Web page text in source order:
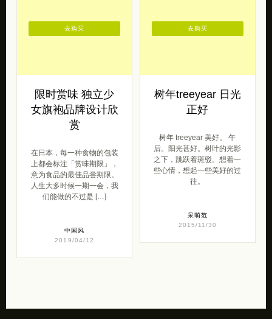
限时赏味 独立少
女旗袍品牌设计欣
赏
在日本，每一种食物的包装
上都会标注「赏味期限」，
意为食品的最佳品尝期限。
人生大多时候一期一会，我
们能做的不过是 […]
中国风
2019/04/12
去购买
树年treeyear 日光
正好
树年 treeyear 美好。 午
后。阳光甚好。树叶的光影
之下，跳跃着斑驳。想着一
些心情，想起一些美好的过
往。
呆萌范
2015/11/30
去购买